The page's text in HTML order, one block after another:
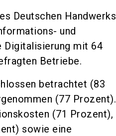
Deutschen Handwerks
und
Digitalisierung mit 64
Betriebe.
betrachtet (83
(77 Prozent).
(71 Prozent),
sowie eine